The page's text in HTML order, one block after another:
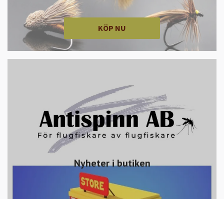
KÖP NU
Nyheter i butiken